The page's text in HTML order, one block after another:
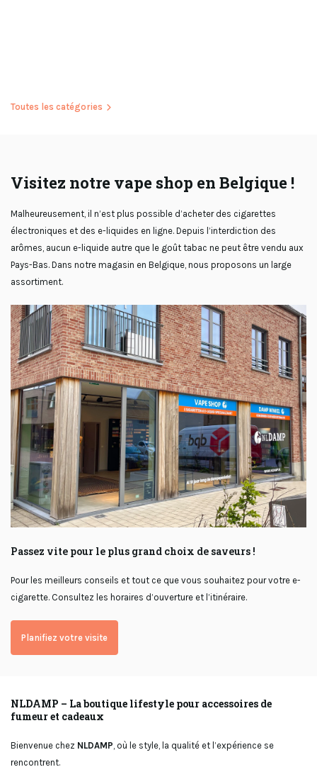
Toutes les catégories
Visitez notre vape shop en Belgique !
Malheureusement, il n’est plus possible d’acheter des cigarettes
électroniques et des e-liquides en ligne. Depuis l’interdiction des
arômes, aucun e-liquide autre que le goût tabac ne peut être vendu aux
Pays-Bas. Dans notre magasin en Belgique, nous proposons un large
assortiment.
Passez vite pour le plus grand choix de saveurs !
Pour les meilleurs conseils et tout ce que vous souhaitez pour votre e-
cigarette. Consultez les horaires d’ouverture et l’itinéraire.
Planifiez votre visite
NLDAMP – La boutique lifestyle pour accessoires de
fumeur et cadeaux
Bienvenue chez NLDAMP , où le style, la qualité et l’expérience se
rencontrent.